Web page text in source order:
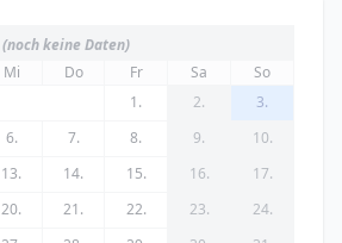
(noch keine Daten)
Mi Do Fr Sa
So
1.
2.
3.
6. 7. 8. 9.
10.
13. 14. 15. 16.
17.
20. 21. 22. 23.
24.